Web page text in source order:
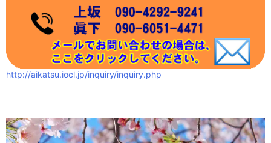
http://aikatsu.iocl.jp/inquiry/inquiry.php